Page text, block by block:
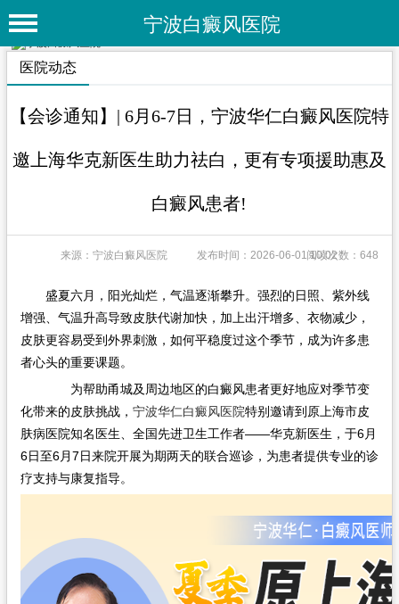
宁波白癜风医院
首 页
专家团队
白癜风部位
白癜风类型
在线问诊
医院动态
【会诊通知】| 6月6-7日，宁波华仁白癜风医院特
邀上海华克新医生助力祛白，更有专项援助惠及
白癜风患者!
来源：宁波白癜风医院 发布时间：2026-06-01 10:02阅读次数：648
盛夏六月，阳光灿烂，气温逐渐攀升。强烈的日照、紫外线
增强、气温升高导致皮肤代谢加快，加上出汗增多、衣物减少，
皮肤更容易受到外界刺激，如何平稳度过这个季节，成为许多患
者心头的重要课题。
为帮助甬城及周边地区的白癜风患者更好地应对季节变
化带来的皮肤挑战， 宁波华仁白癜风医院特别邀请到原上海市皮
肤病医院知名医生、全国先进卫生工作者——华克新医生，于6月
6日至6月7日来院开展为期两天的联合巡诊，为患者提供专业的诊
疗支持与康复指导。